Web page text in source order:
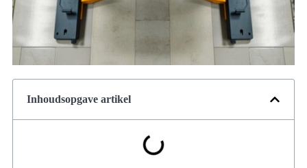
Inhoudsopgave artikel